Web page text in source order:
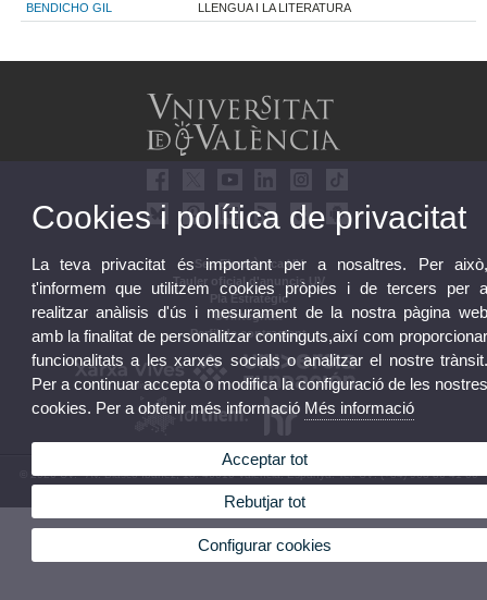
BENDICHO GIL
LLENGUA I LA LITERATURA
Seu Electrònica UV
Tauler oficial d'anuncis UV
Pla Estratègic
UVintegritat
Perfil de contractant
© 2026 UV. - Av. Blasco Ibáñez, 13. 46010 València. Espanya. Tel. UV: (+34) 963 86 41 00
Política privacitat|Cookies
Cookies i política de privacitat
La teva privacitat és important per a nosaltres. Per
t'informem que utilitzem cookies pròpies i de tercers per
realitzar anàlisis d'ús i mesurament de la nostra pàgina
amb la finalitat de personalitzar continguts,així com
funcionalitats a les xarxes socials o analitzar el nostre
Per a continuar accepta o modifica la configuració de les
cookies. Per a obtenir més informació Més informació
Acceptar tot
Rebutjar tot
Configurar cookies